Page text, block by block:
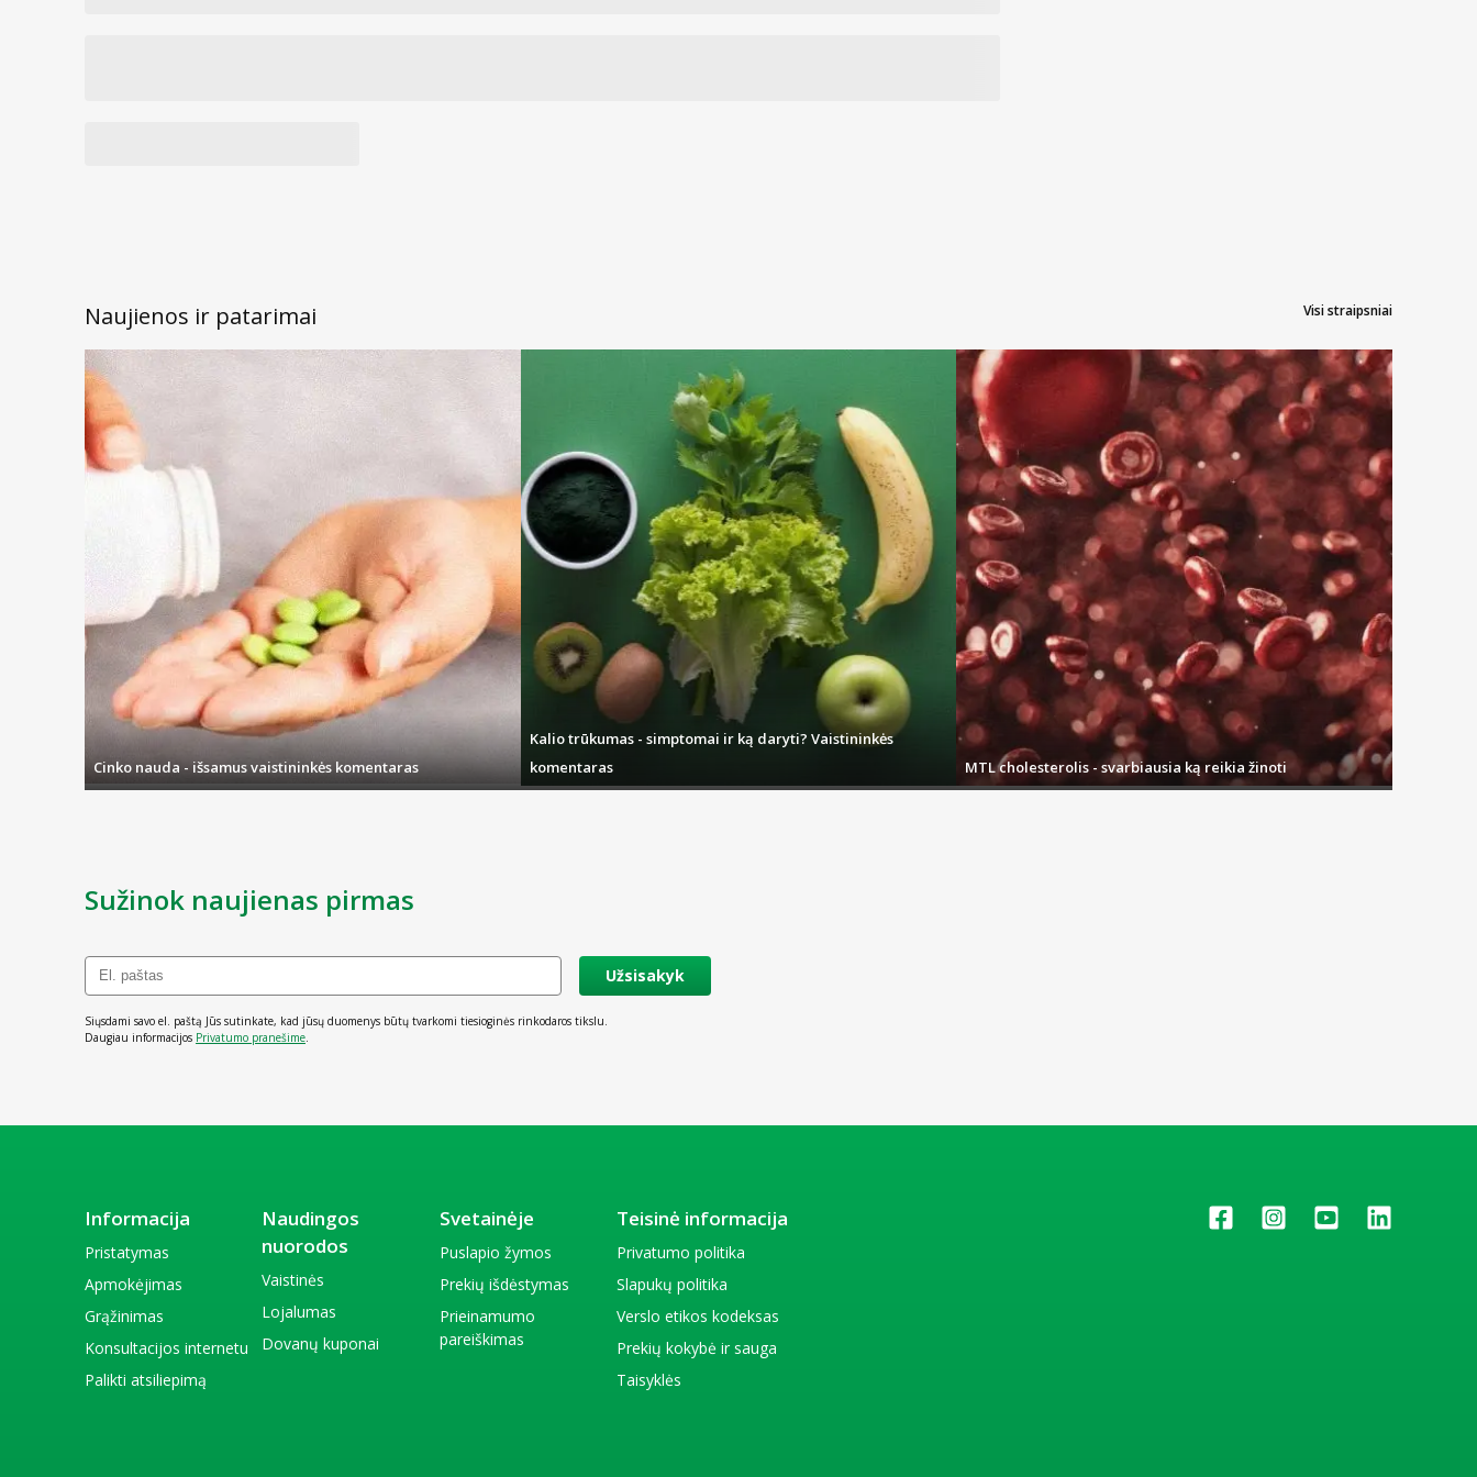
Naujienos ir patarimai Visi straipsniai
Cinko nauda - išsamus vaistininkės komentaras
Kalio trūkumas - simptomai ir ką daryti? Vaistininkės
komentaras
MTL cholesterolis - svarbiausia ką reikia žinoti
Sužinok naujienas pirmas
Užsisakyk
Siųsdami savo el. paštą Jūs sutinkate, kad jūsų duomenys būtų tvarkomi tiesioginės rinkodaros tikslu.
Daugiau informacijos Privatumo pranešime
Informacija
Pristatymas
Apmokėjimas
Grąžinimas
Konsultacijos internetu
Palikti atsiliepimą
Naudingos
nuorodos
Vaistinės
Lojalumas
Dovanų kuponai
Svetainėje
Puslapio žymos
Prekių išdėstymas
Prieinamumo
pareiškimas
Teisinė informacija
Privatumo politika
Slapukų politika
Verslo etikos kodeksas
Prekių kokybė ir sauga
Taisyklės